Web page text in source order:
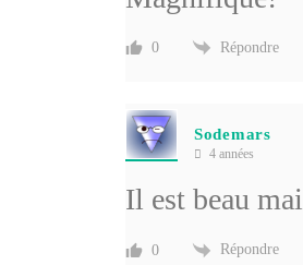
0 Répondre
Sodemars
4 années
Il est beau
0 Répondre